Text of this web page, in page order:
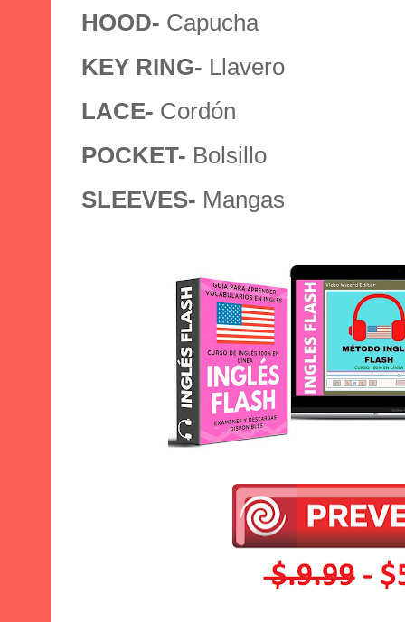
HOOD- Capucha
KEY RING- Llavero
LACE- Cordón
POCKET- Bolsillo
SLEEVES- Mangas